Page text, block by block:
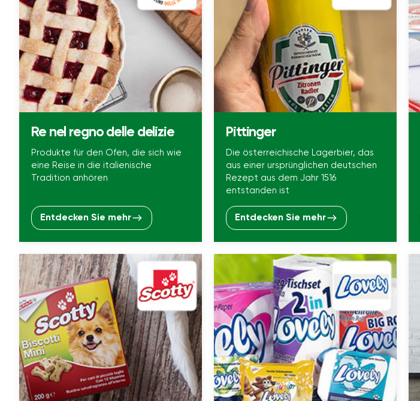
Re nel regno delle delizie
Produkte für den Ofen, die sich wie
eine Reise in die italienische
Tradition anhören
Entdecken Sie mehr
Pittinger
Die österreichische Lagerbier, das
aus einer ursprünglichen deutschen
Rezept aus dem Jahr 1516
entstanden ist
Entdecken Sie mehr